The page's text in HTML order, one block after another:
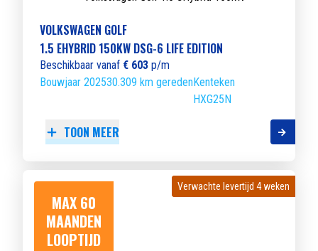
VOLKSWAGEN GOLF
1.5 EHYBRID 150KW DSG-6 LIFE EDITION
Beschikbaar vanaf € 603 p/m
Bouwjaar 202530.309 km geredenKenteken
HXG25N
TOON MEER
MAX 60
MAANDEN
LOOPTIJD
Verwachte levertijd 4 weken
Verwachte levertijd 4 weken